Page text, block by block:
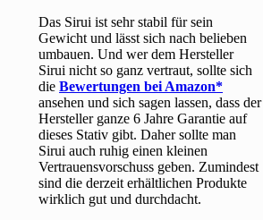
Das Sirui ist sehr stabil für sein
Gewicht und lässt sich nach belieben
umbauen. Und wer dem Hersteller
Sirui nicht so ganz vertraut, sollte sich
dieBewertungen bei Amazon
ansehen und sich sagen lassen, dass der
Hersteller ganze 6 Jahre Garantie auf
dieses Stativ gibt. Daher sollte man
Sirui auch ruhig einen kleinen
Vertrauensvorschuss geben. Zumindest
sind die derzeit erhältlichen Produkte
wirklich gut und durchdacht.